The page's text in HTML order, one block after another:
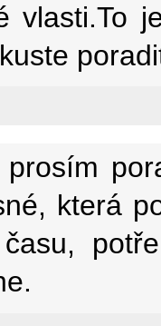
vlasti.To
prosím
která